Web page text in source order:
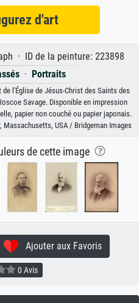
d'art
· ID de la peinture: 223898
· Portraits
l'Église de Jésus-Christ des Saints des
Savage. Disponible en impression
papier non couché ou papier japonais.
USA / Bridgeman Images
de cette image
Ajouter aux Favoris
0 Avis